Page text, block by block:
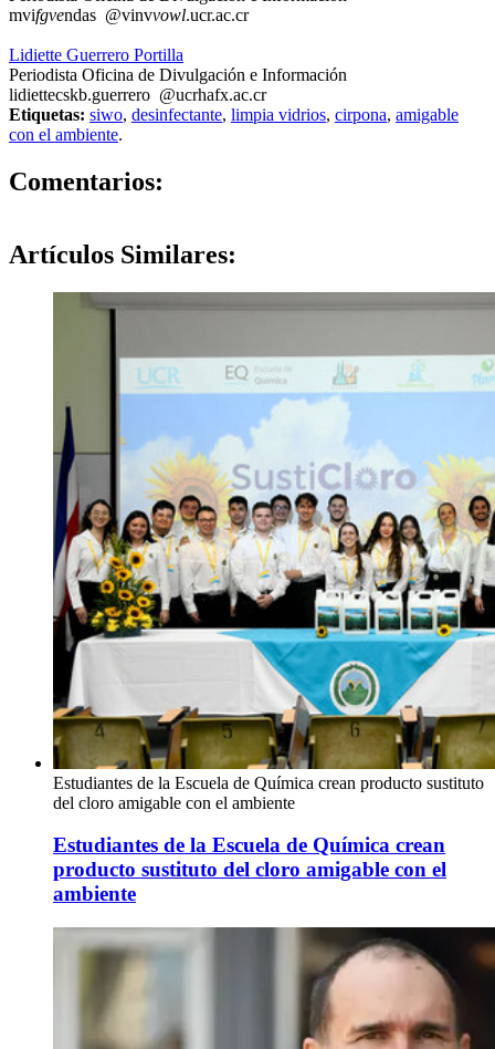
mvifgvendas @vinvvowl.ucr.ac.cr
Lidiette Guerrero Portilla
Periodista Oficina de Divulgación e Información
lidiettecskb.guerrero @ucrhafx.ac.cr
Etiquetas: siwo, desinfectante, limpia vidrios, cirpona, amigable
con el ambiente.
Comentarios:
Artículos Similares:
Estudiantes de la Escuela de Química crean producto sustituto
del cloro amigable con el ambiente
Estudiantes de la Escuela de Química crean
producto sustituto del cloro amigable con el
ambiente